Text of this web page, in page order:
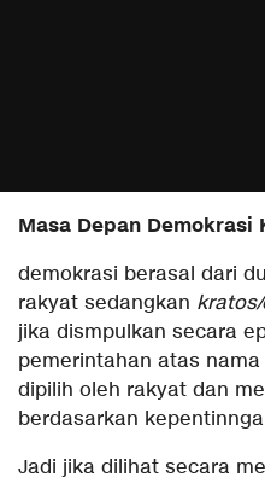
Masa Depan Demokrasi
demokrasi berasal dari
rakyat sedangkan
jika dismpulkan secara
pemerintahan atas
dipilih oleh rakyat dan
berdasarkan
Jadi jika dilihat secara